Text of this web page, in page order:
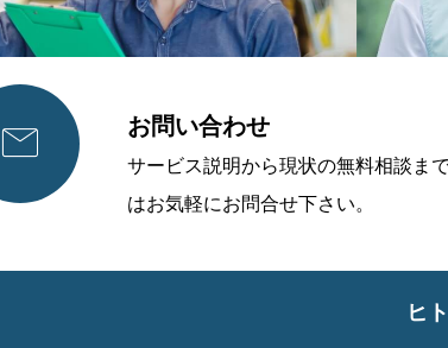
 お問い合わせ
サービス説明から現状の無料相談ま
はお気軽にお問合せ下さい。
ヒ